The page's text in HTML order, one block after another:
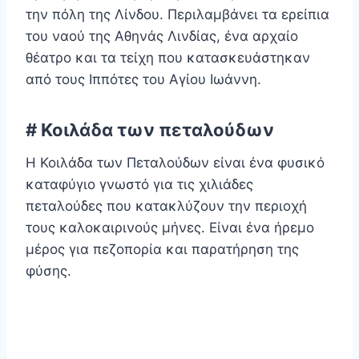
την πόλη της Λίνδου. Περιλαμβάνει τα ερείπια
του ναού της Αθηνάς Λινδίας, ένα αρχαίο
θέατρο και τα τείχη που κατασκευάστηκαν
από τους Ιππότες του Αγίου Ιωάννη.
# Κοιλάδα των πεταλούδων
Η Κοιλάδα των Πεταλούδων είναι ένα φυσικό
καταφύγιο γνωστό για τις χιλιάδες
πεταλούδες που κατακλύζουν την περιοχή
τους καλοκαιρινούς μήνες. Είναι ένα ήρεμο
μέρος για πεζοπορία και παρατήρηση της
φύσης.